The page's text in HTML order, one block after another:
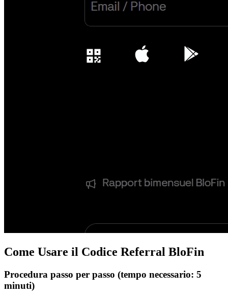
Come Usare il Codice Referral BloFin
Procedura passo per passo (tempo necessario: 5
minuti)